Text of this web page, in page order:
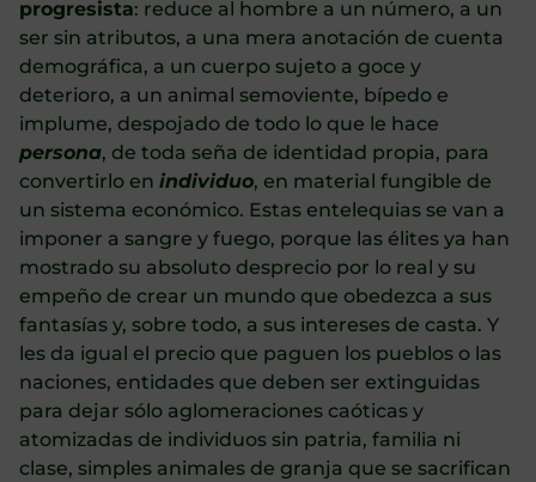
progresista: reduce al hombre a un número, a un
ser sin atributos, a una mera anotación de cuenta
demográfica, a un cuerpo sujeto a goce y
deterioro, a un animal semoviente, bípedo e
implume, despojado de todo lo que le hace
persona, de toda seña de identidad propia, para
convertirlo en individuo, en material fungible de
un sistema económico. Estas entelequias se van a
imponer a sangre y fuego, porque las élites ya han
mostrado su absoluto desprecio por lo real y su
empeño de crear un mundo que obedezca a sus
fantasías y, sobre todo, a sus intereses de casta. Y
les da igual el precio que paguen los pueblos o las
naciones, entidades que deben ser extinguidas
para dejar sólo aglomeraciones caóticas y
atomizadas de individuos sin patria, familia ni
clase, simples animales de granja que se sacrifican